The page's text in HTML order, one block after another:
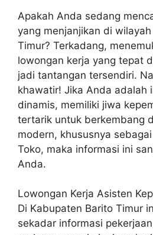
Apakah Anda sedang
yang menjanjikan di
Timur? Terkadang,
lowongan kerja yang tepat
jadi tantangan tersendiri.
khawatir! Jika Anda adalah
dinamis, memiliki jiwa
tertarik untuk berkembang
modern, khususnya
Toko, maka informasi ini
Anda.
Lowongan Kerja Asisten
Di Kabupaten Barito Timur
sekadar informasi